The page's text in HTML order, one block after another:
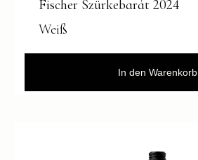
Fischer Szürkebarát 2024
Weiß
In den Warenkorb